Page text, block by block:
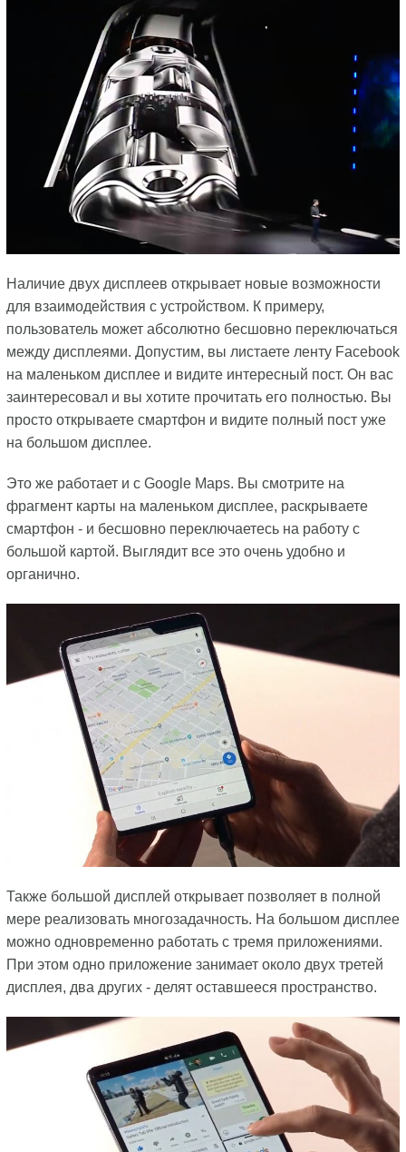
Наличие двух дисплеев открывает новые возможности
для взаимодействия с устройством. К примеру,
пользователь может абсолютно бесшовно переключаться
между дисплеями. Допустим, вы листаете ленту Facebook
на маленьком дисплее и видите интересный пост. Он вас
заинтересовал и вы хотите прочитать его полностью. Вы
просто открываете смартфон и видите полный пост уже
на большом дисплее.
Это же работает и с Google Maps. Вы смотрите на
фрагмент карты на маленьком дисплее, раскрываете
смартфон - и бесшовно переключаетесь на работу с
большой картой. Выглядит все это очень удобно и
органично.
Также большой дисплей открывает позволяет в полной
мере реализовать многозадачность. На большом дисплее
можно одновременно работать с тремя приложениями.
При этом одно приложение занимает около двух третей
дисплея, два других - делят оставшееся пространство.